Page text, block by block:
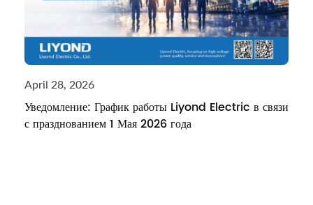
April 28, 2026
Уведомление: График работы Liyond Electric в связи
с празднованием 1 Мая 2026 года